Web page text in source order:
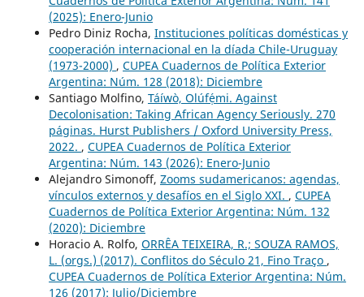
(2025): Enero-Junio
Pedro Diniz Rocha, Instituciones políticas domésticas y
cooperación internacional en la díada Chile-Uruguay
(1973-2000) , CUPEA Cuadernos de Política Exterior
Argentina: Núm. 128 (2018): Diciembre
Santiago Molfino, Táíwò, Olúfẹ́mi. Against
Decolonisation: Taking African Agency Seriously. 270
páginas. Hurst Publishers / Oxford University Press,
2022. , CUPEA Cuadernos de Política Exterior
Argentina: Núm. 143 (2026): Enero-Junio
Alejandro Simonoff, Zooms sudamericanos: agendas,
vínculos externos y desafíos en el Siglo XXI. , CUPEA
Cuadernos de Política Exterior Argentina: Núm. 132
(2020): Diciembre
Horacio A. Rolfo, ORRÊA TEIXEIRA, R.; SOUZA RAMOS,
L. (orgs.) (2017). Conflitos do Século 21, Fino Traço ,
CUPEA Cuadernos de Política Exterior Argentina: Núm.
126 (2017): Julio/Diciembre